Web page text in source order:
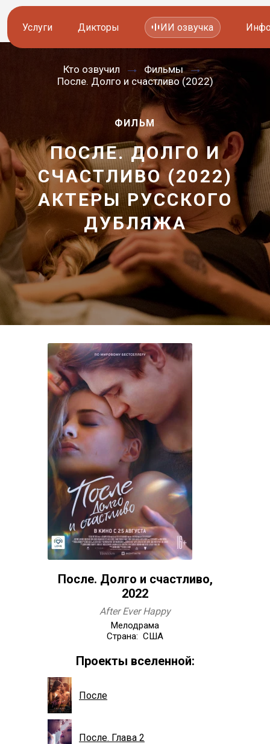
Услуги
Озвучка видео
Работа с аудио
Работа с текстом
Локализация и перевод
Другие услуги
8 800 200-45-51
Заказать звонок
Дикторы
Иностранные дикторы
Русские дикторы
Актеры озвучки
Контакты дикторов
ИИ голоса
8 800 200-45-51
Заказать звонок
ИИ озвучка
Кто озвучил
Фильмы
После. Долго и счастливо (2022)
ФИЛЬМ
ПОСЛЕ. ДОЛГО И
СЧАСТЛИВО (2022)
—
АКТЕРЫ РУССКОГО
ДУБЛЯЖА
После. Долго и счастливо,
2022
After Ever Happy
Мелодрама
Страна: США
Проекты вселенной:
После
После. Глава 2